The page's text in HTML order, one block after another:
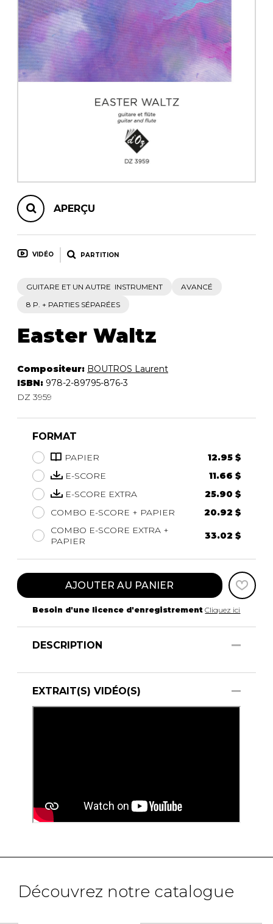
AUTRES PRODUITS
APERÇU
VIDÉO PARTITION
GUITARE ET UN AUTRE INSTRUMENT
AVANCÉ
8 P. + PARTIES SÉPARÉES
Easter Waltz
Compositeur: BOUTROS Laurent
ISBN: 978-2-89795-876-3
DZ 3959
FORMAT
PAPIER
12.95 $
E-SCORE
11.66 $
E-SCORE EXTRA
25.90 $
COMBO E-SCORE + PAPIER
20.92 $
COMBO E-SCORE EXTRA +
PAPIER
33.02 $
AJOUTER AU PANIER
Besoin d'une licence d'enregistrement Cliquez ici
DESCRIPTION
EXTRAIT(S) VIDÉO(S)
Découvrez notre catalogue